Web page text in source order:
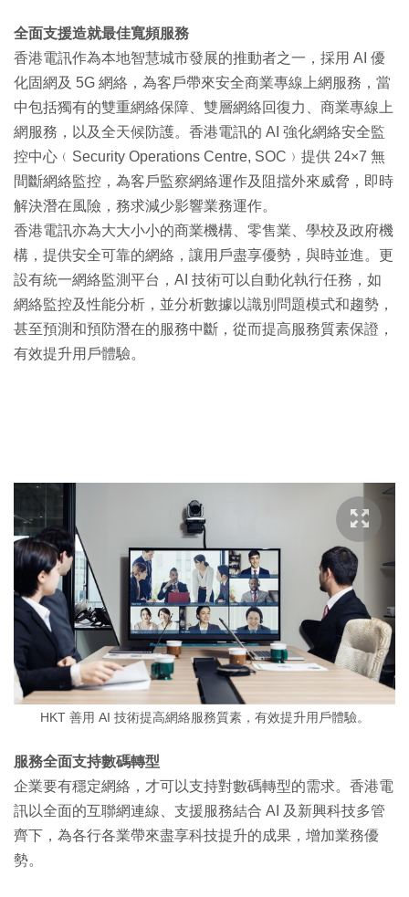
全面支援造就最佳寬頻服務
香港電訊作為本地智慧城市發展的推動者之一，採用 AI 優
化固網及 5G 網絡，為客戶帶來安全商業專線上網服務，當
中包括獨有的雙重網絡保障、雙層網絡回復力、商業專線上
網服務，以及全天候防護。香港電訊的 AI 強化網絡安全監
控中心﹙Security Operations Centre, SOC﹚提供 24×7 無
間斷網絡監控，為客戶監察網絡運作及阻擋外來威脅，即時
解決潛在風險，務求減少影響業務運作。
香港電訊亦為大大小小的商業機構、零售業、學校及政府機
構，提供安全可靠的網絡，讓用戶盡享優勢，與時並進。更
設有統一網絡監測平台，AI 技術可以自動化執行任務，如
網絡監控及性能分析，並分析數據以識別問題模式和趨勢，
甚至預測和預防潛在的服務中斷，從而提高服務質素保證，
有效提升用戶體驗。
HKT 善用 AI 技術提高網絡服務質素，有效提升用戶體驗。
服務全面支持數碼轉型
企業要有穩定網絡，才可以支持對數碼轉型的需求。香港電
訊以全面的互聯網連線、支援服務結合 AI 及新興科技多管
齊下，為各行各業帶來盡享科技提升的成果，增加業務優
勢。